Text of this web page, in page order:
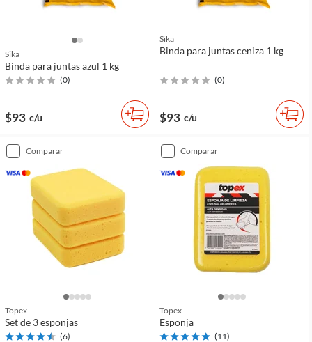
Sika
Binda para juntas azul 1 kg
(0)
$93 c/u
Sika
Binda para juntas ceniza 1 kg
(0)
$93 c/u
comparar
Topex
Set de 3 esponjas
(6)
comparar
Topex
Esponja
(11)